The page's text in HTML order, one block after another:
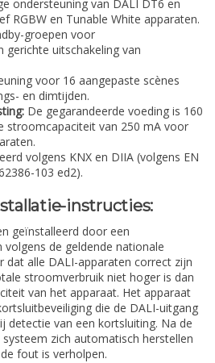
ondersteuning van DALI DT6 en
RGBW en Tunable White apparaten.
groepen voor
gerichte uitschakeling van
voor 16 aangepaste scènes
en dimtijden.
De gegarandeerde voeding is 160
stroomcapaciteit van 250 mA voor
volgens KNX en DIIA (volgens EN
103 ed2).
instructies:
geïnstalleerd door een
volgens de geldende nationale
alle DALI-apparaten correct zijn
stroomverbruik niet hoger is dan
van het apparaat. Het apparaat
die de DALI-uitgang
detectie van een kortsluiting. Na de
zich automatisch herstellen
fout is verholpen.